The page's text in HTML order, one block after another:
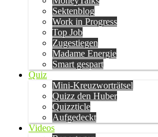
Sektenblog
Work in Progress
Top Job
Zugestiegen
Madame Energie
Smart gespart
Quiz
Mini-Kreuzworträtsel
Quizz den Huber
Quizzticle
Aufgedeckt
Videos